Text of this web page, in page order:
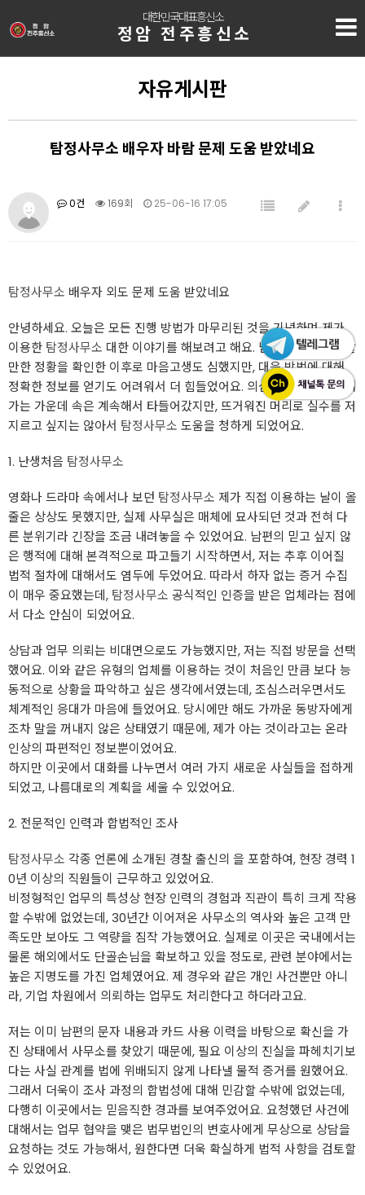
대한민국대표흥신소
정암 전주흥신소
자유게시판
탐정사무소 배우자 바람 문제 도움 받았네요
0건 169회 25-06-16 17:05
탐정사무소 배우자 외도 문제 도움 받았네요
안녕하세요. 오늘은 모든 진행 방법가 마무리된 것을 기념하며 제가
이용한 탐정사무소 대한 이야기를 해보려고 해요. 남편 외도를 의심할
만한 정황을 확인한 이후로 마음고생도 심했지만, 대응 방법에 대해
정확한 정보를 얻기도 어려워서 더 힘들었어요. 의심이 확신으로 변해
가는 가운데 속은 계속해서 타들어갔지만, 뜨거워진 머리로 실수를 저
지르고 싶지는 않아서 탐정사무소 도움을 청하게 되었어요.
1. 난생처음 탐정사무소
영화나 드라마 속에서나 보던 탐정사무소 제가 직접 이용하는 날이 올
줄은 상상도 못했지만, 실제 사무실은 매체에 묘사되던 것과 전혀 다
른 분위기라 긴장을 조금 내려놓을 수 있었어요. 남편의 믿고 싶지 않
은 행적에 대해 본격적으로 파고들기 시작하면서, 저는 추후 이어질
법적 절차에 대해서도 염두에 두었어요. 따라서 하자 없는 증거 수집
이 매우 중요했는데, 탐정사무소 공식적인 인증을 받은 업체라는 점에
서 다소 안심이 되었어요.
상담과 업무 의뢰는 비대면으로도 가능했지만, 저는 직접 방문을 선택
했어요. 이와 같은 유형의 업체를 이용하는 것이 처음인 만큼 보다 능
동적으로 상황을 파악하고 싶은 생각에서였는데, 조심스러우면서도
체계적인 응대가 마음에 들었어요. 당시에만 해도 가까운 동방자에게
조차 말을 꺼내지 않은 상태였기 때문에, 제가 아는 것이라고는 온라
인상의 파편적인 정보뿐이었어요.
하지만 이곳에서 대화를 나누면서 여러 가지 새로운 사실들을 접하게
되었고, 나름대로의 계획을 세울 수 있었어요.
2. 전문적인 인력과 합법적인 조사
탐정사무소 각종 언론에 소개된 경찰 출신의 을 포함하여, 현장 경력 1
0년 이상의 직원들이 근무하고 있었어요.
비정형적인 업무의 특성상 현장 인력의 경험과 직관이 특히 크게 작용
할 수밖에 없었는데, 30년간 이어져온 사무소의 역사와 높은 고객 만
족도만 보아도 그 역량을 짐작 가능했어요. 실제로 이곳은 국내에서는
물론 해외에서도 단골손님을 확보하고 있을 정도로, 관련 분야에서는
높은 지명도를 가진 업체였어요. 제 경우와 같은 개인 사건뿐만 아니
라, 기업 차원에서 의뢰하는 업무도 처리한다고 하더라고요.
저는 이미 남편의 문자 내용과 카드 사용 이력을 바탕으로 확신을 가
진 상태에서 사무소를 찾았기 때문에, 필요 이상의 진실을 파헤치기보
다는 사실 관계를 법에 위배되지 않게 나타낼 물적 증거를 원했어요.
그래서 더욱이 조사 과정의 합법성에 대해 민감할 수밖에 없었는데,
다행히 이곳에서는 믿음직한 경과를 보여주었어요. 요청했던 사건에
대해서는 업무 협약을 맺은 법무법인의 변호사에게 무상으로 상담을
요청하는 것도 가능해서, 원한다면 더욱 확실하게 법적 사항을 검토할
수 있었어요.